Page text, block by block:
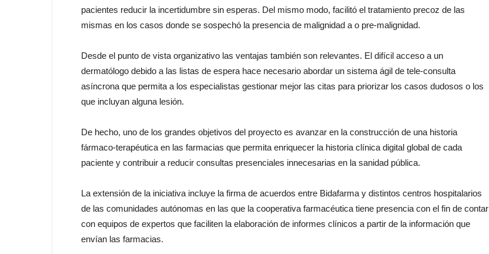
pacientes reducir la incertidumbre sin esperas. Del mismo modo, facilitó el tratamiento precoz de las
mismas en los casos donde se sospechó la presencia de malignidad a o pre-malignidad.
Desde el punto de vista organizativo las ventajas también son relevantes. El difícil acceso a un
dermatólogo debido a las listas de espera hace necesario abordar un sistema ágil de tele-consulta
asíncrona que permita a los especialistas gestionar mejor las citas para priorizar los casos dudosos o los
que incluyan alguna lesión.
De hecho, uno de los grandes objetivos del proyecto es avanzar en la construcción de una historia
fármaco-terapéutica en las farmacias que permita enriquecer la historia clínica digital global de cada
paciente y contribuir a reducir consultas presenciales innecesarias en la sanidad pública.
La extensión de la iniciativa incluye la firma de acuerdos entre Bidafarma y distintos centros hospitalarios
de las comunidades autónomas en las que la cooperativa farmacéutica tiene presencia con el fin de contar
con equipos de expertos que faciliten la elaboración de informes clínicos a partir de la información que
envían las farmacias.